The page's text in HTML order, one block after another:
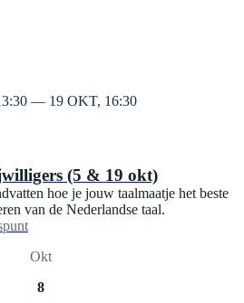
— 19 OKT, 16:30
(5 & 19 okt)
hoe je jouw taalmaatje het beste
van de Nederlandse taal.
Okt
8